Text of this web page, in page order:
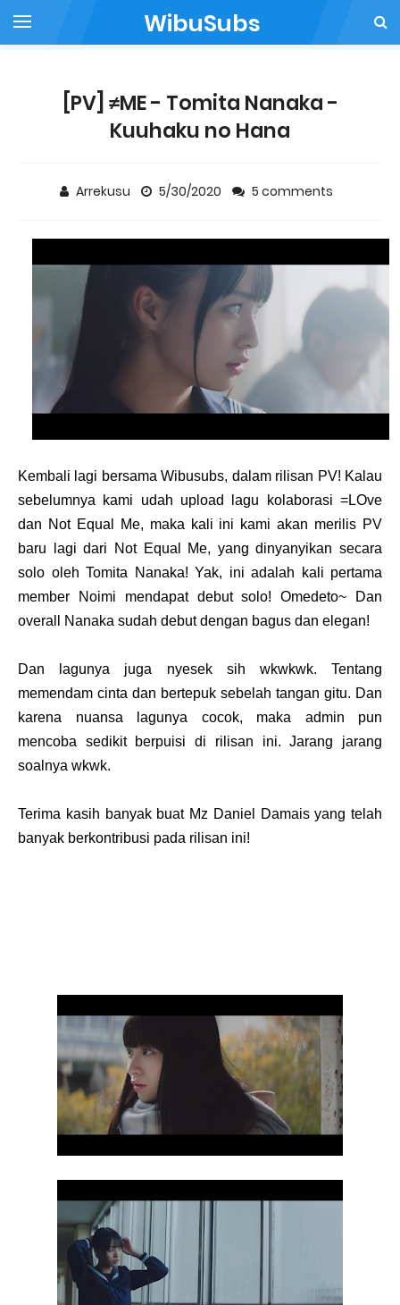
WibuSubs
[PV] ≠ME - Tomita Nanaka -
Kuuhaku no Hana
Arrekusu 5/30/2020 5 comments
Kembali lagi bersama Wibusubs, dalam rilisan PV! Kalau
sebelumnya kami udah upload lagu kolaborasi =LOve
dan Not Equal Me, maka kali ini kami akan merilis PV
baru lagi dari Not Equal Me, yang dinyanyikan secara
solo oleh Tomita Nanaka! Yak, ini adalah kali pertama
member Noimi mendapat debut solo! Omedeto~ Dan
overall Nanaka sudah debut dengan bagus dan elegan!
Dan lagunya juga nyesek sih wkwkwk. Tentang
memendam cinta dan bertepuk sebelah tangan gitu. Dan
karena nuansa lagunya cocok, maka admin pun
mencoba sedikit berpuisi di rilisan ini. Jarang jarang
soalnya wkwk.
Terima kasih banyak buat Mz Daniel Damais yang telah
banyak berkontribusi pada rilisan ini!